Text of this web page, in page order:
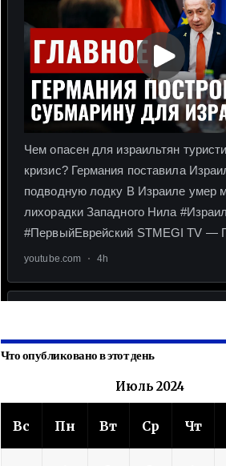
Что опубликовано в этот день
Июль 2024
Вс Пн Вт Ср Чт